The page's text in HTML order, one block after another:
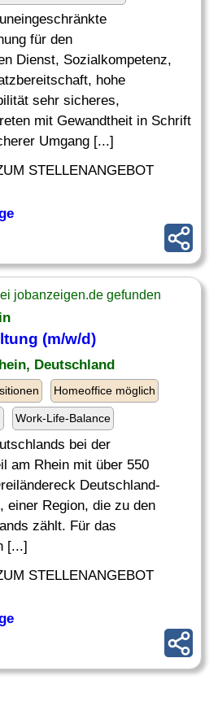
für den
Dienst, Sozialkompetenz,
hohe
sehr sicheres,
mit Gewandtheit in Schrift
Umgang [...]
STELLENANGEBOT
jobanzeigen.de gefunden
(m/w/d)
Deutschland
Homeoffice möglich
Work-Life-Balance
bei der
am Rhein mit über 550
Deutschland-
einer Region, die zu den
zählt. Für das
[...]
STELLENANGEBOT